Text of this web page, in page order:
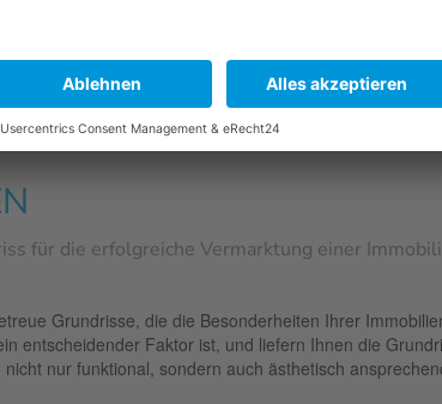
und ansprechende Grundrisse für
Gewerbetreibende, um Ihnen die bestmögliche
für die erfolgreiche Vermarktung einer
Grundrisse, die die Besonderheiten Ihrer
entscheidender Faktor ist, und liefern Ihnen die
nur funktional, sondern auch ästhetisch